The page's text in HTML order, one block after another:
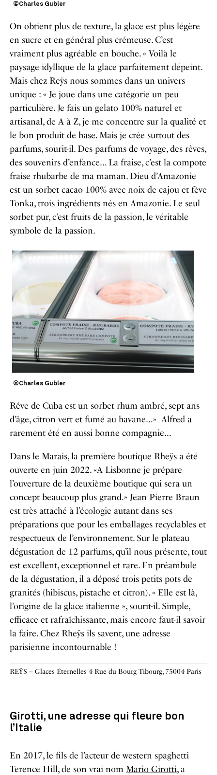
©Charles Gubler
On obtient plus de texture, la glace est plus légère
en sucre et en général plus crémeuse. C’est
vraiment plus agréable en bouche. » Voilà le
paysage idyllique de la glace parfaitement dépeint.
Mais chez Reÿs nous sommes dans un univers
unique : « Je joue dans une catégorie un peu
particulière. Je fais un gelato 100% naturel et
artisanal, de A à Z, je me concentre sur la qualité et
le bon produit de base. Mais je crée surtout des
parfums, sourit-il. Des parfums de voyage, des rêves,
des souvenirs d’enfance… La fraise, c’est la compote
fraise rhubarbe de ma maman. Dieu d’Amazonie
est un sorbet cacao 100% avec noix de cajou et fève
Tonka, trois ingrédients nés en Amazonie. Le seul
sorbet pur, c’est fruits de la passion, le véritable
symbole de la passion.
©Charles Gubler
Rêve de Cuba est un sorbet rhum ambré, sept ans
d’âge, citron vert et fumé au havane…» Alfred a
rarement été en aussi bonne compagnie…
Dans le Marais, la première boutique Rheÿs a été
ouverte en juin 2022. «A Lisbonne je prépare
l’ouverture de la deuxième boutique qui sera un
concept beaucoup plus grand.» Jean Pierre Braun
est très attaché à l’écologie autant dans ses
préparations que pour les emballages recyclables et
respectueux de l’environnement. Sur le plateau
dégustation de 12 parfums, qu’il nous présente, tout
est excellent, exceptionnel et rare. En préambule
de la dégustation, il a déposé trois petits pots de
granités (hibiscus, pistache et citron). « Elle est là,
l’origine de la glace italienne », sourit-il. Simple,
efficace et rafraîchissante, mais encore faut-il savoir
la faire. Chez Rheÿs ils savent, une adresse
parisienne incontournable !
REŸS – Glaces Éternelles 4 Rue du Bourg Tibourg, 75004 Paris
Girotti, une adresse qui fleure bon
l’Italie
En 2017, le fils de l’acteur de western spaghetti
Terence Hill, de son vrai nom Mario Girotti, a